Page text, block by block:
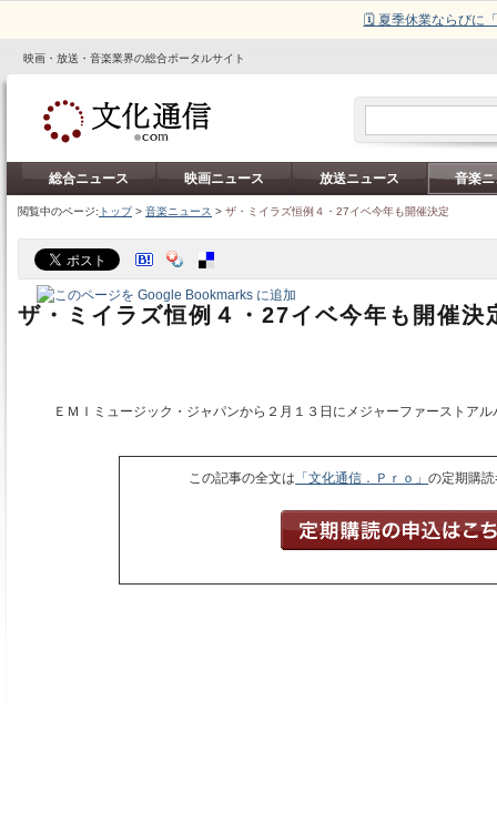
🗓️ 夏季休業ならびに
映画・放送・音楽業界の総合ポータルサイト
総合ニュース 映画ニュース 放送ニュース 音楽
閲覧中のページ: トップ> 音楽ニュース > ザ・ミイラズ恒例４・27イベ今年も開催決定
ザ・ミイラズ恒例４・27イベ今年も開催決
ＥＭＩミュージック・ジャパンから２月１３日にメジャーファーストア
この記事の全文は 「文化通信．Ｐｒｏ」の定期購